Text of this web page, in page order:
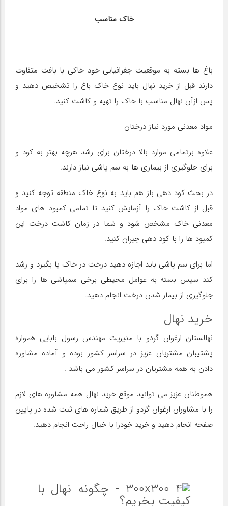
خاک مناسب
باغ ها بسته به موقعیت جغرافیایی خود خاکی با بافت متفاوت
دارند قبل از خرید نهال باید نوع خاک باغ را تشخیص دهید و
پس ازآن نهال مناسب با خاک را تهیه و کاشت کنید.
مواد معدنی مورد نیاز درختان
علاوه برتمامی موارد بالا درختان برای رشد هرچه بهتر به کود و
برای جلوگیری از بیماری ها به سم پاشی نیاز دارند.
در بحث کود دهی باز هم باید به نوع خاک منطقه توجه کنید و
قبل از کاشت خاک را آزمایش کنید تا تمامی کمبود های مواد
معدنی خاک مشخص شود و شما در زمان کاشت درخت این
کمبود ها را با کود دهی جبران کنید.
اما برای سم پاشی باید اجازه دهید درخت در خاک پا بگیرد و رشد
کند سپس بسته به عوامل محیطی برخی سمپاشی ها را برای
جلوگیری از بیمار شدن درخت انجام دهید.
خرید نهال
نهالستان ارغوان گردو با مدیریت مهندس رسول بابایی همواره
پشتیبان مشتریان عزیز در سراسر کشور بوده و آماده مشاوره
دادن به همه مشتریان در سراسر کشور می باشد .
هموطنان عزیز می توانید موقع خرید نهال همه مشاوره های لازم
را با مشاوران ارغوان گردو از طریق شماره های ثبت شده در پایین
صفحه انجام دهید و خرید خودرا با خیال راحت انجام دهید.